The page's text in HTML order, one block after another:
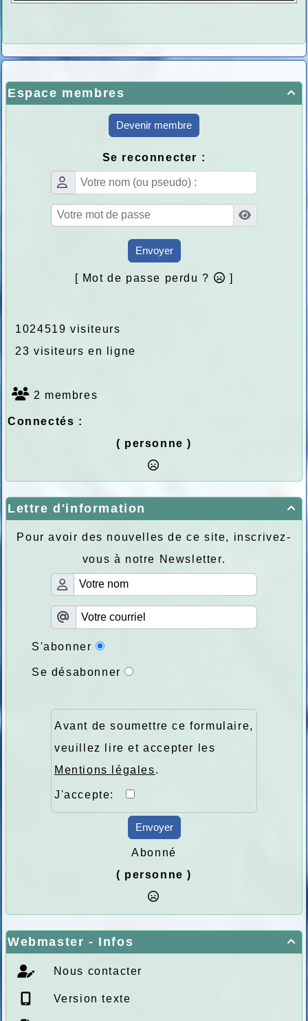

Espace membres
Devenir membre
Se reconnecter :
Envoyer
[ Mot de passe perdu ? ]
1024519 visiteurs
23 visiteurs en ligne
2 membres
Connectés :
( personne )

Lettre d'information
Pour avoir des nouvelles de ce site, inscrivez-
vous à notre Newsletter.
S'abonner
Se désabonner
Avant de soumettre ce formulaire,
veuillez lire et accepter les
Mentions légales.
J'accepte:
Envoyer
Abonné
( personne )

Webmaster - Infos
Nous contacter
Version texte